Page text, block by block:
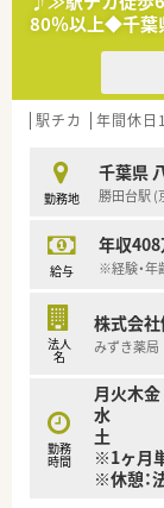
り、地域の
人です。
■全店舗
がら地域
ています。
■ボトムア
織です。
【勤務実態
やかに退
適です。
働けます。
■全社での
きる風土で
【想定され
■病院門前
査、患者
80％以上◆千葉
駅チカ 年間休日
勤務地
千葉県
勝田台駅 (
給与
年収
※経験・年
法人
名
株式会
みずき薬
勤務
時間
月火木
水
土
※1ヶ月
※休憩：